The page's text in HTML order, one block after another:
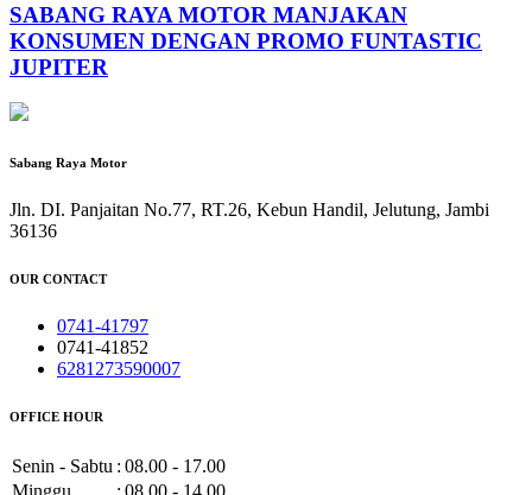
SABANG RAYA MOTOR MANJAKAN
KONSUMEN DENGAN PROMO FUNTASTIC
JUPITER
Sabang Raya Motor
Jln. DI. Panjaitan No.77, RT.26, Kebun Handil, Jelutung, Jambi
36136
OUR CONTACT
0741-41797
0741-41852
6281273590007
OFFICE HOUR
Senin - Sabtu : 08.00 - 17.00